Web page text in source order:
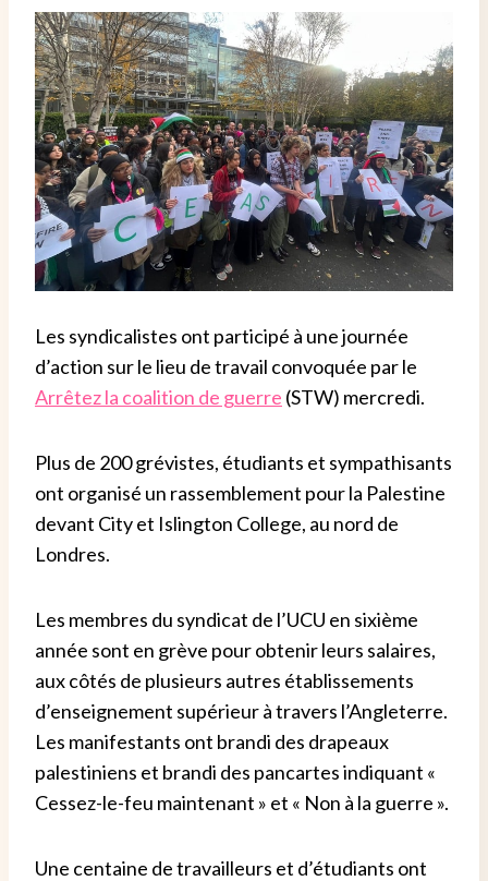
Les syndicalistes ont participé à une journée
d’action sur le lieu de travail convoquée par le
Arrêtez la coalition de guerre (STW) mercredi.
Plus de 200 grévistes, étudiants et sympathisants
ont organisé un rassemblement pour la Palestine
devant City et Islington College, au nord de
Londres.
Les membres du syndicat de l’UCU en sixième
année sont en grève pour obtenir leurs salaires,
aux côtés de plusieurs autres établissements
d’enseignement supérieur à travers l’Angleterre.
Les manifestants ont brandi des drapeaux
palestiniens et brandi des pancartes indiquant «
Cessez-le-feu maintenant » et « Non à la guerre ».
Une centaine de travailleurs et d’étudiants ont